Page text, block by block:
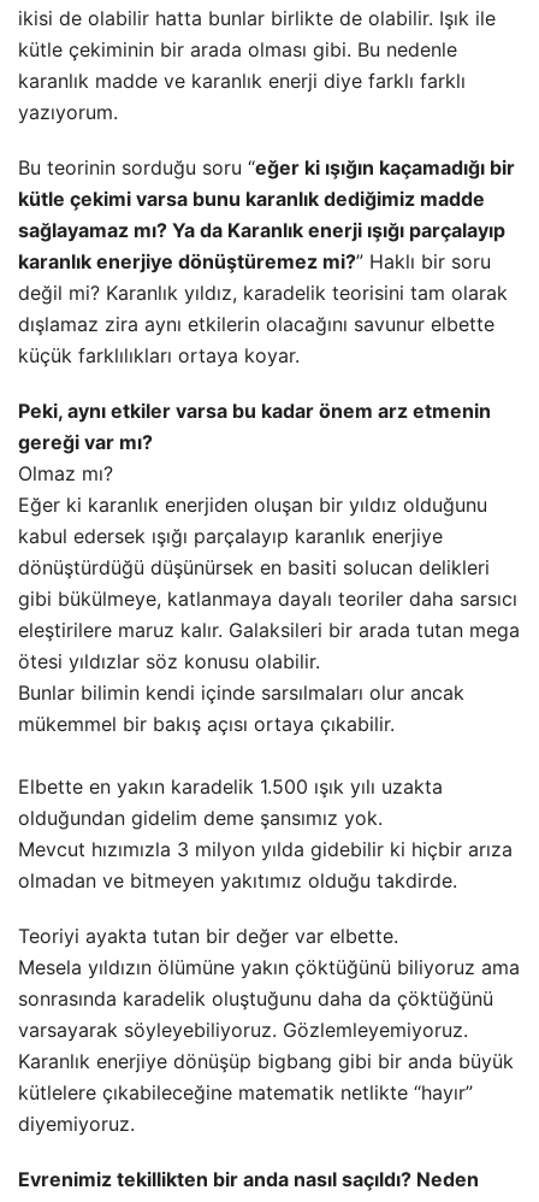
ikisi de olabilir hatta bunlar birlikte de olabilir. Işık ile
kütle çekiminin bir arada olması gibi. Bu nedenle
karanlık madde ve karanlık enerji diye farklı farklı
yazıyorum.
Bu teorinin sorduğu soru “eğer ki ışığın kaçamadığı bir
kütle çekimi varsa bunu karanlık dediğimiz madde
sağlayamaz mı? Ya da Karanlık enerji ışığı parçalayıp
karanlık enerjiye dönüştüremez mi?” Haklı bir soru
değil mi? Karanlık yıldız, karadelik teorisini tam olarak
dışlamaz zira aynı etkilerin olacağını savunur elbette
küçük farklılıkları ortaya koyar.
Peki, aynı etkiler varsa bu kadar önem arz etmenin
gereği var mı?
Olmaz mı?
Eğer ki karanlık enerjiden oluşan bir yıldız olduğunu
kabul edersek ışığı parçalayıp karanlık enerjiye
dönüştürdüğü düşünürsek en basiti solucan delikleri
gibi bükülmeye, katlanmaya dayalı teoriler daha sarsıcı
eleştirilere maruz kalır. Galaksileri bir arada tutan mega
ötesi yıldızlar söz konusu olabilir.
Bunlar bilimin kendi içinde sarsılmaları olur ancak
mükemmel bir bakış açısı ortaya çıkabilir.
Elbette en yakın karadelik 1.500 ışık yılı uzakta
olduğundan gidelim deme şansımız yok.
Mevcut hızımızla 3 milyon yılda gidebilir ki hiçbir arıza
olmadan ve bitmeyen yakıtımız olduğu takdirde.
Teoriyi ayakta tutan bir değer var elbette.
Mesela yıldızın ölümüne yakın çöktüğünü biliyoruz ama
sonrasında karadelik oluştuğunu daha da çöktüğünü
varsayarak söyleyebiliyoruz. Gözlemleyemiyoruz.
Karanlık enerjiye dönüşüp bigbang gibi bir anda büyük
kütlelere çıkabileceğine matematik netlikte “hayır”
diyemiyoruz.
Evrenimiz tekillikten bir anda nasıl saçıldı? Neden